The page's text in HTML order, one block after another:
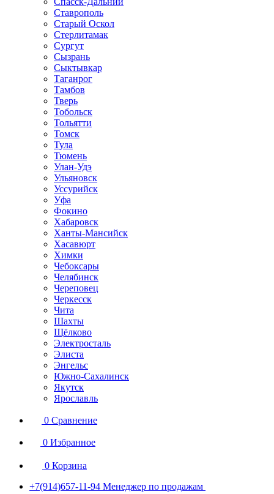
Ставрополь
Старый Оскол
Стерлитамак
Сургут
Сызрань
Сыктывкар
Таганрог
Тамбов
Тверь
Тобольск
Тольятти
Томск
Тула
Тюмень
Улан-Удэ
Ульяновск
Уссурийск
Уфа
Фокино
Хабаровск
Ханты-Мансийск
Хасавюрт
Химки
Чебоксары
Челябинск
Череповец
Черкесск
Чита
Шахты
Щёлково
Электросталь
Элиста
Энгельс
Южно-Сахалинск
Якутск
Ярославль
0 Сравнение
0 Избранное
0 Корзина
+7(914)657-11-94 Менеджер по продажам